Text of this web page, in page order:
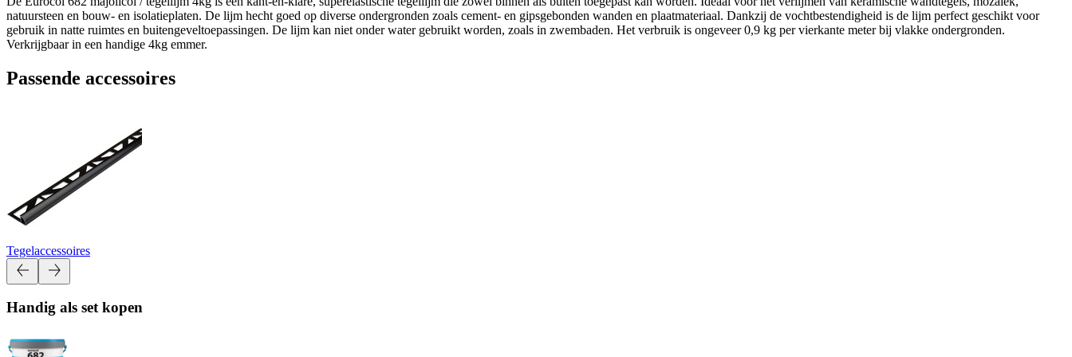
natuursteen en bouw- en isolatieplaten. De lijm hecht goed op diverse ondergronden zoals cement- en gipsgebonden wanden en plaatmateriaal. Dankzij de vochtbestendigheid is de lijm perfect geschikt voor
gebruik in natte ruimtes en buitengeveltoepassingen. De lijm kan niet onder water gebruikt worden, zoals in zwembaden. Het verbruik is ongeveer 0,9 kg per vierkante meter bij vlakke ondergronden.
Verkrijgbaar in een handige 4kg emmer.
Passende accessoires
Tegelaccessoires
Handig als set kopen